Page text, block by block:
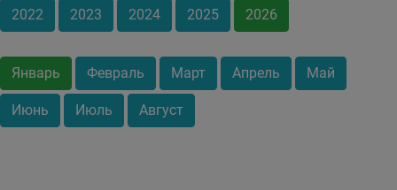
2022 2023 2024 2025 2026
Январь Февраль Март Апрель Май
Июнь Июль Август